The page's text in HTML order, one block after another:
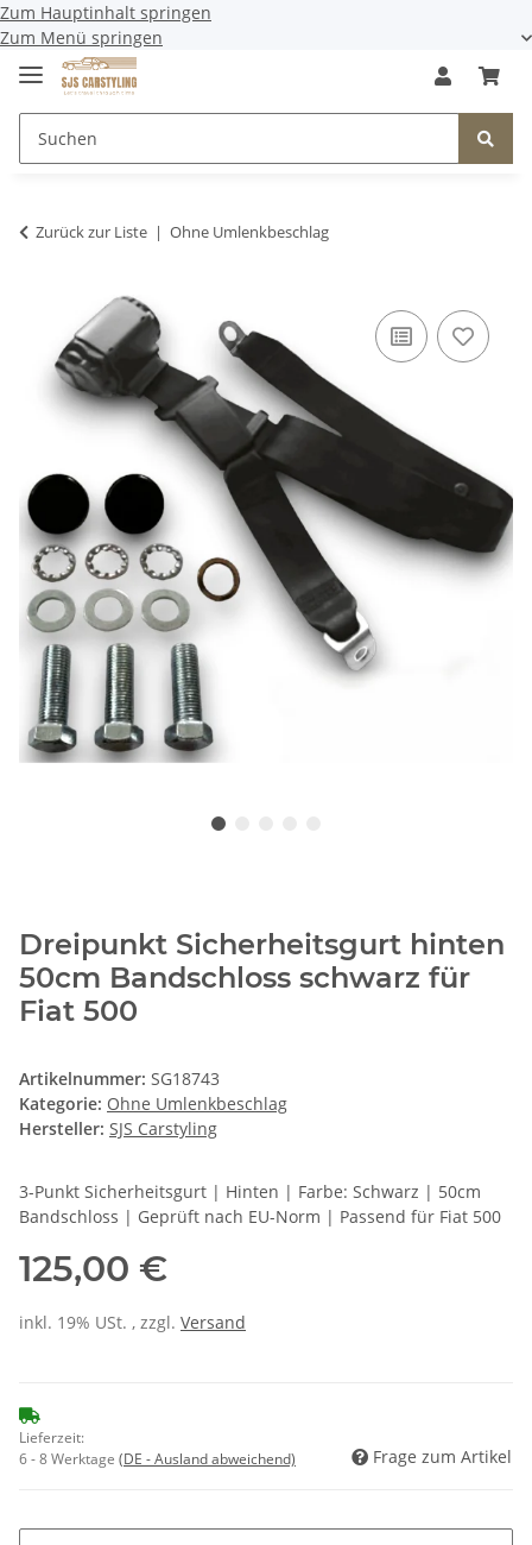
Zum Hauptinhalt springen
Zum Menü springen
Zurück zur Liste Ohne Umlenkbeschlag
Dreipunkt Sicherheitsgurt hinten
50cm Bandschloss schwarz für
Fiat 500
Artikelnummer: SG18743
Kategorie: Ohne Umlenkbeschlag
Hersteller: SJS Carstyling
3-Punkt Sicherheitsgurt | Hinten | Farbe: Schwarz | 50cm
Bandschloss | Geprüft nach EU-Norm | Passend für Fiat 500
125,00 €
inkl. 19% USt. , zzgl. Versand
Lieferzeit:
6 - 8 Werktage (DE - Ausland abweichend) Frage zum Artikel